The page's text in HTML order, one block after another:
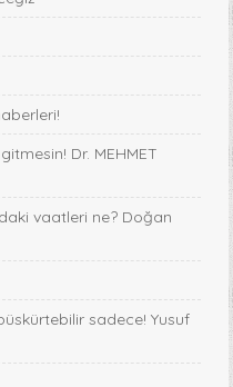
Dr. MEHMET
vaatleri ne? Doğan
sadece! Yusuf